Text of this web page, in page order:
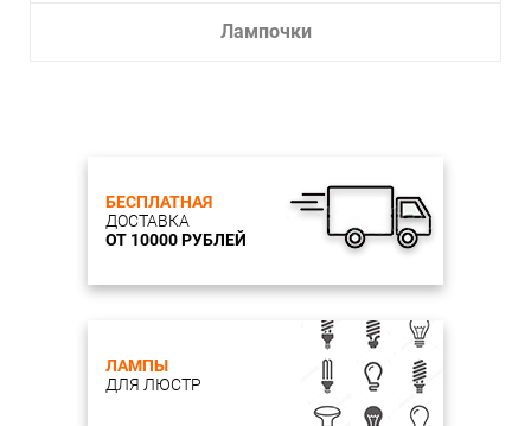
Лампочки
БЕСПЛАТНАЯ
ДОСТАВКА
ОТ 10000 РУБЛЕЙ
ЛАМПЫ
ДЛЯ ЛЮСТР